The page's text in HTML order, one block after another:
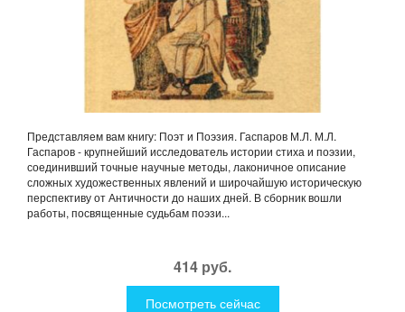
Представляем вам книгу: Поэт и Поэзия. Гаспаров М.Л. М.Л.
Гаспаров - крупнейший исследователь истории стиха и поэзии,
соединивший точные научные методы, лаконичное описание
сложных художественных явлений и широчайшую историческую
перспективу от Античности до наших дней. В сборник вошли
работы, посвященные судьбам поэзи...
414 руб.
Посмотреть сейчас